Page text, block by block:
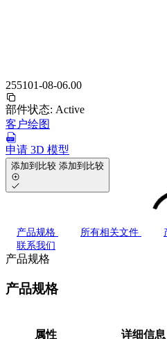
255101-08-06.00
部件状态: Active
客户绘图
申请 3D 模型
添加到比较 添加到比较
产品规格 所有相关文件
联系我们
产品规格
产品规格
属性 详细信息